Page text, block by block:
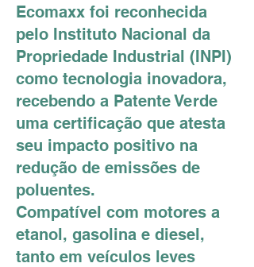
Ecomaxx foi reconhecida
pelo Instituto Nacional da
Propriedade Industrial (INPI)
como tecnologia inovadora,
recebendo a Patente Verde
uma certificação que atesta
seu impacto positivo na
redução de emissões de
poluentes.
Compatível com motores a
etanol, gasolina e diesel,
tanto em veículos leves